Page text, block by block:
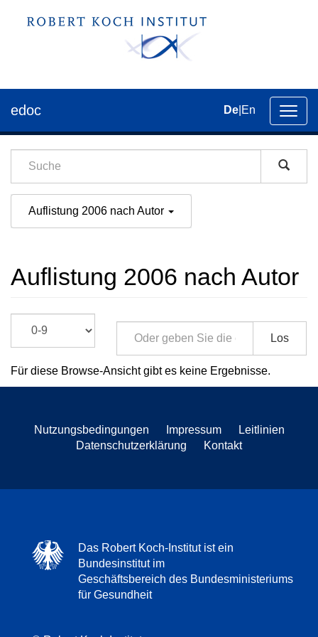
der
edoc De En
Auflistung 2006 nach Autor
Auflistung 2006 nach Autor
Los
Für diese Browse-Ansicht gibt es keine Ergebnisse.
Nutzungsbedingungen Impressum
Leitlinien
Datenschutzerklärung
Kontakt
Das Robert Koch-Institut ist ein
Bundesinstitut im
Geschäftsbereich des Bundesministeriums
für Gesundheit